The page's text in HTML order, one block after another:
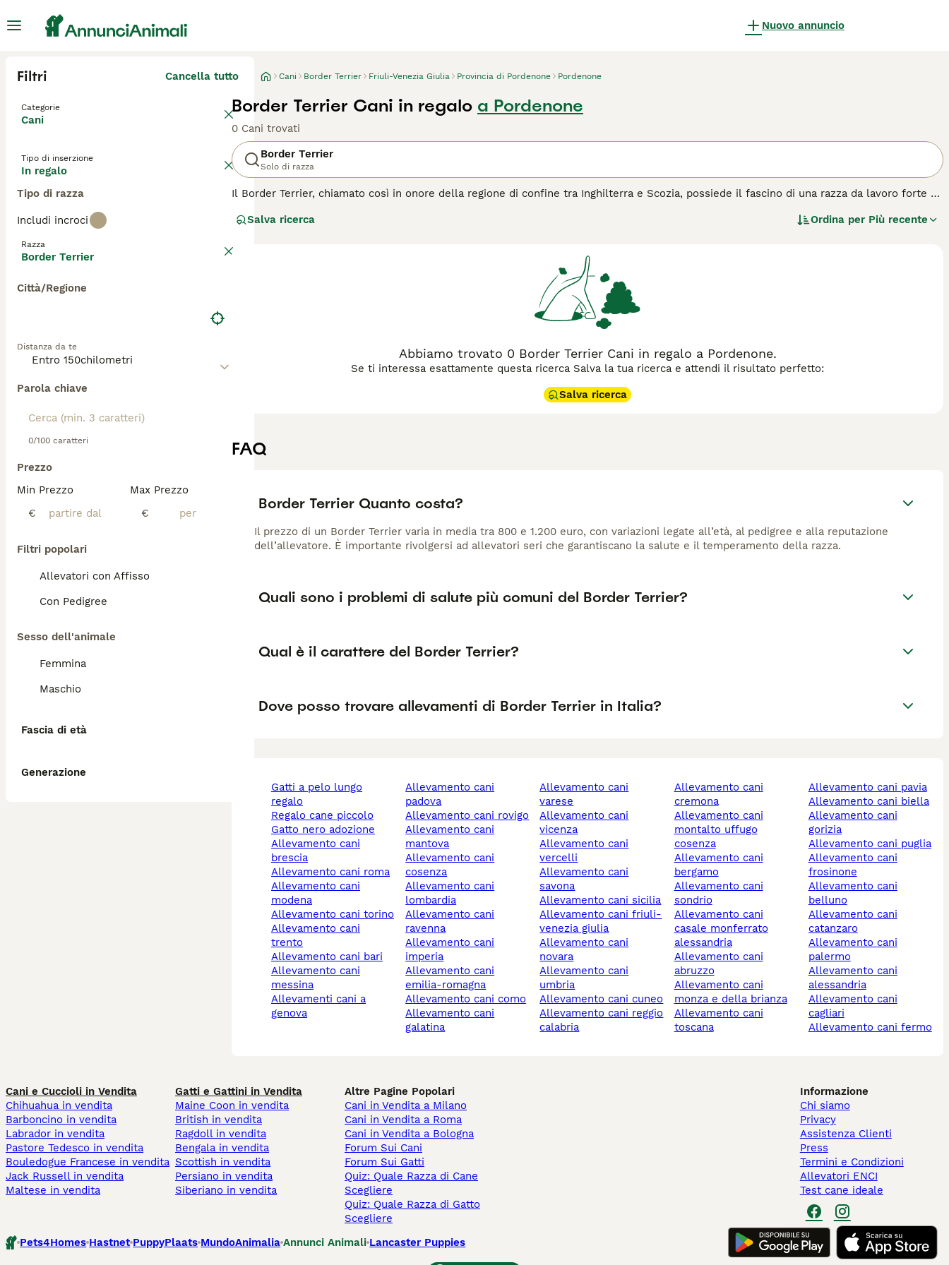
Nuovo annuncio
Filtri Cancella tutto
Categorie
Cani
Tipo di inserzione
In regalo
Tipo di razza
Includi incroci
Razza
Border Terrier
Città/Regione
Distanza da te
Parola chiave
0/100 caratteri
Prezzo
Min Prezzo
€
Max Prezzo
€
Filtri popolari
Allevatori con Affisso
Con Pedigree
Sesso dell'animale
Femmina
Maschio
Fascia di età
Generazione
Cani Border Terrier Friuli-Venezia Giulia Provincia di Pordenone Pordenone
Border Terrier Cani in regalo a Pordenone
0 Cani trovati
Border Terrier
Solo di razza
Il Border Terrier, chiamato così in onore della regione di confine tra Inghilterra e Scozia, possiede il fascino di una razza da lavoro forte e
che può essere di colori vari come rosso, grigio e marrone, blu e marrone, o semplicemente marrone. Apprezzati per la loro natura
animali domestici, adattandosi così perfettamente alla vita familiare. Essendo cani energici, richiedono esercizio regolare e stimolazione
mentale per evitare la noia e mantenersi in salute. Nonostante la loro piccola taglia, sono eccellenti scavatori, progettati per la caccia alla
volpe; quindi, uno spazio esterno sicuro è essenziale per loro. Leggi la nostra pagina di consigli sull'
Salva ricerca Ordina per Più recente
Abbiamo trovato 0 Border Terrier Cani in regalo a Pordenone.
Se ti interessa esattamente questa ricerca Salva la tua ricerca e attendi il risultato perfetto:
Salva ricerca
FAQ
Border Terrier Quanto costa?
Il prezzo di un Border Terrier varia in media tra 800 e 1.200 euro, con variazioni legate all’età, al pedigree e alla reputazione
dell’allevatore. È importante rivolgersi ad allevatori seri che garantiscano la salute e il temperamento della razza.
Quali sono i problemi di salute più comuni del Border Terrier?
Qual è il carattere del Border Terrier?
Dove posso trovare allevamenti di Border Terrier in Italia?
gatti a pelo lungo
regalo
regalo cane piccolo
gatto nero adozione
allevamento cani
brescia
allevamento cani roma
allevamento cani
modena
allevamento cani torino
allevamento cani
trento
allevamento cani bari
allevamento cani
messina
allevamenti cani a
genova
allevamento cani
padova
allevamento cani rovigo
allevamento cani
mantova
allevamento cani
cosenza
allevamento cani
lombardia
allevamento cani
ravenna
allevamento cani
imperia
allevamento cani
emilia-romagna
allevamento cani como
allevamento cani
galatina
allevamento cani
varese
allevamento cani
vicenza
allevamento cani
vercelli
allevamento cani
savona
allevamento cani sicilia
allevamento cani friuli-
venezia giulia
allevamento cani
novara
allevamento cani
umbria
allevamento cani cuneo
allevamento cani reggio
calabria
allevamento cani
cremona
allevamento cani
montalto uffugo
cosenza
allevamento cani
bergamo
allevamento cani
sondrio
allevamento cani
casale monferrato
alessandria
allevamento cani
abruzzo
allevamento cani
monza e della brianza
allevamento cani
toscana
allevamento cani pavia
allevamento cani biella
allevamento cani
gorizia
allevamento cani puglia
allevamento cani
frosinone
allevamento cani
belluno
allevamento cani
catanzaro
allevamento cani
palermo
allevamento cani
alessandria
allevamento cani
cagliari
allevamento cani fermo
Cani e Cuccioli in Vendita
Chihuahua in vendita
Barboncino in vendita
Labrador in vendita
Pastore Tedesco in vendita
Bouledogue Francese in vendita
Jack Russell in vendita
Maltese in vendita
Gatti e Gattini in Vendita
Maine Coon in vendita
British in vendita
Ragdoll in vendita
Bengala in vendita
Scottish in vendita
Persiano in vendita
Siberiano in vendita
Altre Pagine Popolari
Cani in Vendita a Milano
Cani in Vendita a Roma
Cani in Vendita a Bologna
Forum Sui Cani
Forum Sui Gatti
Quiz: Quale Razza di Cane
Scegliere
Quiz: Quale Razza di Gatto
Scegliere
Informazione
Chi siamo
Privacy
Assistenza Clienti
Press
Termini e Condizioni
Allevatori ENCI
Test cane ideale
Pets4Homes Hastnet PuppyPlaats MundoAnimalia Annunci Animali Lancaster Puppies